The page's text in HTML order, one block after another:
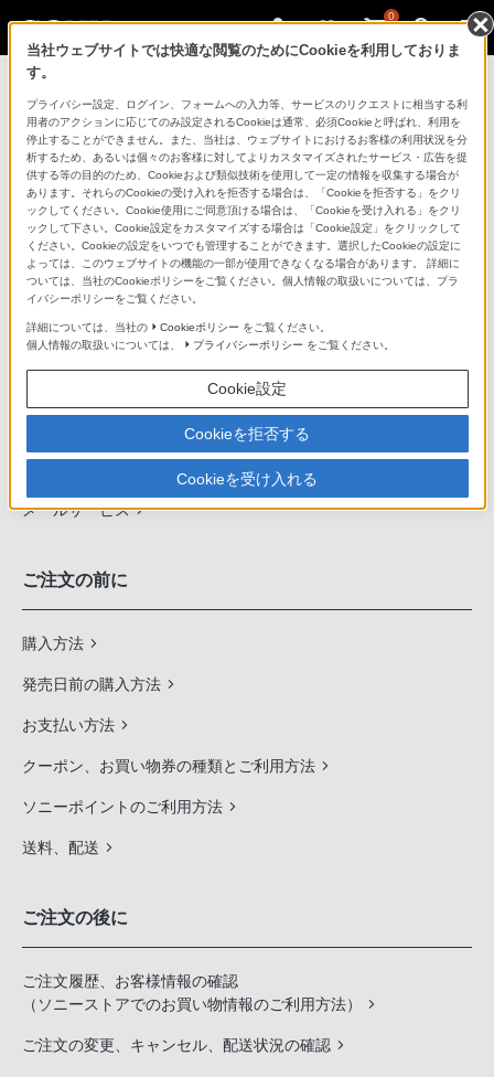
0
ソニーストアのご利用ガイド
ご利用ガイドでは、ソニーストアのご利用方法・サービ
スに関しまとめてご案内しております。
ご利用の前に
ソニーストア 店舗のご案内
ソニーショップ（ソニーストア取次店）のご案内
ソニーストアの特典・サービス
（長期保証、下取サービス、設置・設定サービスなど）
定期クーポンのプレゼントについて
メールサービス
ご注文の前に
購入方法
発売日前の購入方法
お支払い方法
クーポン、お買い物券の種類とご利用方法
ソニーポイントのご利用方法
送料、配送
ご注文の後に
ご注文履歴、お客様情報の確認
（ソニーストアでのお買い物情報のご利用方法）
ご注文の変更、キャンセル、配送状況の確認
当社ウェブサイトでは快適な閲覧のためにCookieを利用しておりま
す。
プライバシー設定、ログイン、フォームへの入力等、サービスのリクエストに相当する利
用者のアクションに応じてのみ設定されるCookieは通常、必須Cookieと呼ばれ、利用を
停止することができません。また、当社は、ウェブサイトにおけるお客様の利用状況を分
析するため、あるいは個々のお客様に対してよりカスタマイズされたサービス・広告を提
供する等の目的のため、Cookieおよび類似技術を使用して一定の情報を収集する場合が
あります。それらのCookieの受け入れを拒否する場合は、「Cookieを拒否する」をクリ
ックしてください。Cookie使用にご同意頂ける場合は、「Cookieを受け入れる」をクリ
ックして下さい。Cookie設定をカスタマイズする場合は「Cookie設定」をクリックして
ください。Cookieの設定をいつでも管理することができます。選択したCookieの設定に
よっては、このウェブサイトの機能の一部が使用できなくなる場合があります。 詳細に
ついては、当社のCookieポリシーをご覧ください。個人情報の取扱いについては、プラ
イバシーポリシーをご覧ください。
詳細については、当社の Cookieポリシー をご覧ください。
個人情報の取扱いについては、
プライバシーポリシー をご覧ください。
Cookie設定
Cookieを拒否する
Cookieを受け入れる